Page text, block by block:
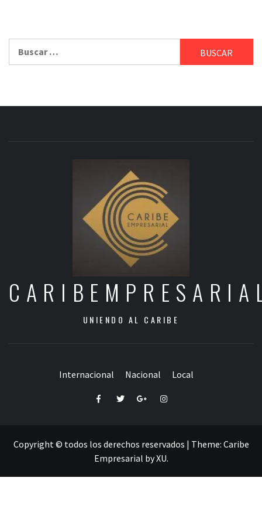
UNIENDO AL CARIBE
Internacional Nacional Local
FacebookTwitterGoogle+Instagram
Copyright © todos los derechos reservados | Theme: Caribe
Empresarial byXU.